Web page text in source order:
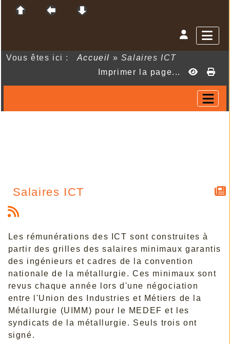
Vous êtes ici : Accueil » Salaires ICT
Imprimer la page...
Salaires ICT
Les rémunérations des ICT sont construites à
partir des grilles des salaires minimaux garantis
des ingénieurs et cadres de la convention
nationale de la métallurgie. Ces minimaux sont
revus chaque année lors d'une négociation
entre l'Union des Industries et Métiers de la
Métallurgie (UIMM) pour le MEDEF et les
syndicats de la métallurgie. Seuls trois ont
signé.